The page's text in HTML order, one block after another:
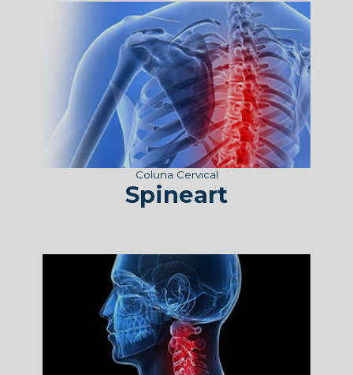
Coluna Cervical
Spineart